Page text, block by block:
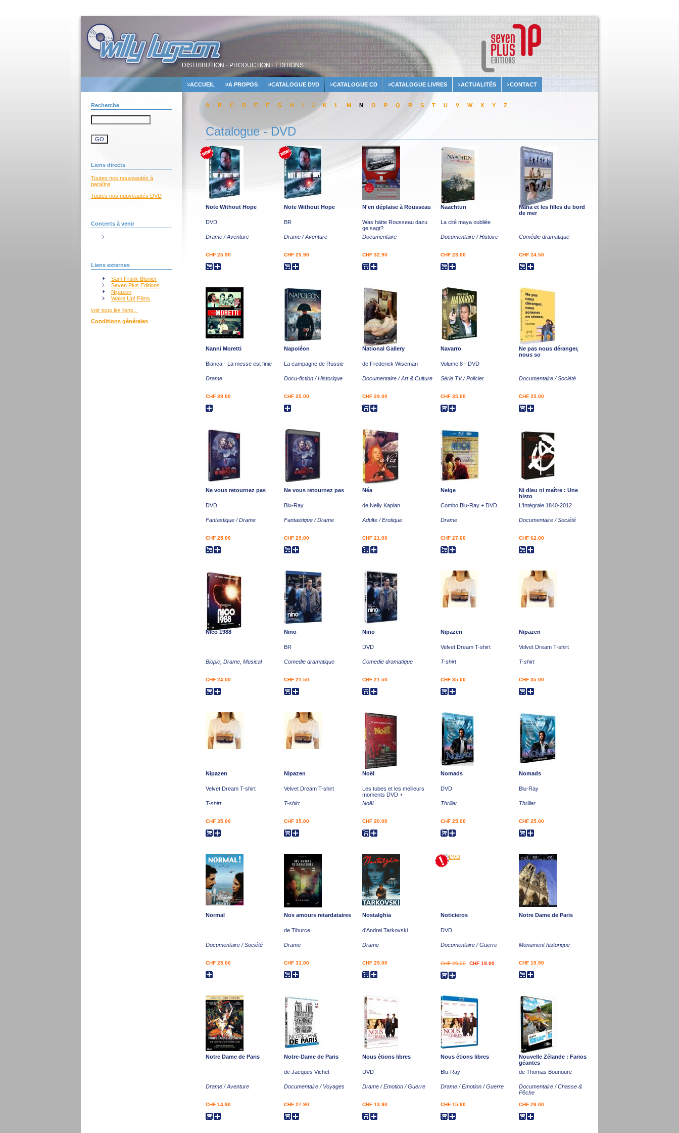
DISTRIBUTION · PRODUCTION · EDITIONS
ACCUEIL A PROPOS CATALOGUE DVD CATALOGUE CD CATALOGUE LIVRES ACTUALITÉS CONTACT
Recherche
Liens directs
Toutes nos nouveautés à
paraître
Toutes nos nouveautés DVD
Concerts à venir
Liens externes
Sam Frank Blunier
Seven Plus Editions
Nipazen
Wake Up! Films
voir tous les liens...
Conditions générales
A B C D E F G H I J K L M N O P Q R S T U V W X Y Z
Catalogue - DVD
Note Without Hope
DVD
Drame / Aventure
CHF 25.90
Note Without Hope
BR
Drame / Aventure
CHF 25.90
N'en déplaise à Rousseau
Was hätte Rousseau dazu
ge sagt?
Documentaire
CHF 32.90
Naachtun
La cité maya oubliée
Documentaire / Histoire
CHF 23.00
Nana et les filles du bord
de mer
Comédie dramatique
CHF 24.50
Nanni Moretti
Bianca - La messe est finie
Drame
CHF 39.00
Napoléon
La campagne de Russie
Docu-fiction / Historique
CHF 25.00
National Gallery
de Frederick Wiseman
Documentaire / Art & Culture
CHF 29.00
Navarro
Volume 8 - DVD
Série TV / Policier
CHF 35.00
Ne pas nous déranger,
nous so
Documentaire / Société
CHF 25.00
Ne vous retournez pas
DVD
Fantastique / Drame
CHF 25.00
Ne vous retournez pas
Blu-Ray
Fantastique / Drame
CHF 29.00
Néa
de Nelly Kaplan
Adulte / Erotique
CHF 21.00
Neige
Combo Blu-Ray + DVD
Drame
CHF 27.00
Ni dieu ni maître : Une
histo
L'Intégrale 1840-2012
Documentaire / Société
CHF 62.00
Nico 1988
Biopic, Drame, Musical
CHF 24.00
Nino
BR
Comedie dramatique
CHF 21.50
Nino
DVD
Comedie dramatique
CHF 21.50
Nipazen
Velvet Dream T-shirt
T-shirt
CHF 35.00
Nipazen
Velvet Dream T-shirt
T-shirt
CHF 35.00
Nipazen
Velvet Dream T-shirt
T-shirt
CHF 35.00
Nipazen
Velvet Dream T-shirt
T-shirt
CHF 35.00
Noël
Les tubes et les meilleurs
moments DVD +
Noël
CHF 20.00
Nomads
DVD
Thriller
CHF 25.00
Nomads
Blu-Ray
Thriller
CHF 25.00
Normal
Documentaire / Société
CHF 25.00
Nos amours retardataires
de Tiburce
Drame
CHF 31.00
Nostalghia
d'Andrei Tarkovski
Drame
CHF 29.00
Noticieros
DVD
Documentaire / Guerre
CHF 25.00 CHF 19.00
Notre Dame de Paris
Monument historique
CHF 19.50
Notre Dame de Paris
Drame / Aventure
CHF 14.90
Notre-Dame de Paris
de Jacques Vichet
Documentaire / Voyages
CHF 27.90
Nous étions libres
DVD
Drame / Emotion / Guerre
CHF 13.90
Nous étions libres
Blu-Ray
Drame / Emotion / Guerre
CHF 15.90
Nouvelle Zélande : Farios
géantes
de Thomas Bounoure
Documentaire / Chasse &
Pêche
CHF 29.00